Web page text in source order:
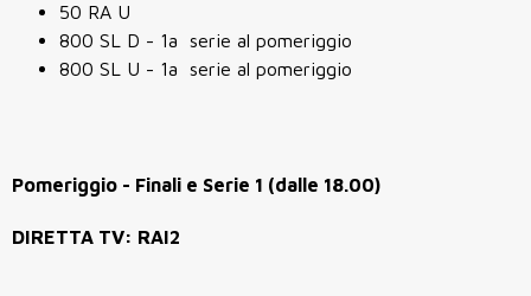
50 RA U
800 SL D - 1a serie al pomeriggio
800 SL U - 1a serie al pomeriggio
Pomeriggio - Finali e Serie 1 (dalle 18.00)
DIRETTA TV: RAI2